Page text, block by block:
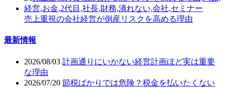
売上重視の会社経営が倒産リスクを高める理由
最新情報
2026/08/03 計画通りにいかない経営計画ほど実は重要
な理由
2026/07/20 節税ばかりでは危険？税金を払いたくない